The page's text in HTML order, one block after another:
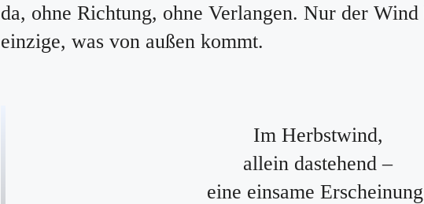
da, ohne Richtung, ohne Verlangen. Nur der
einzige, was von außen kommt.
Im Herbstwind,
allein dastehend –
eine einsame